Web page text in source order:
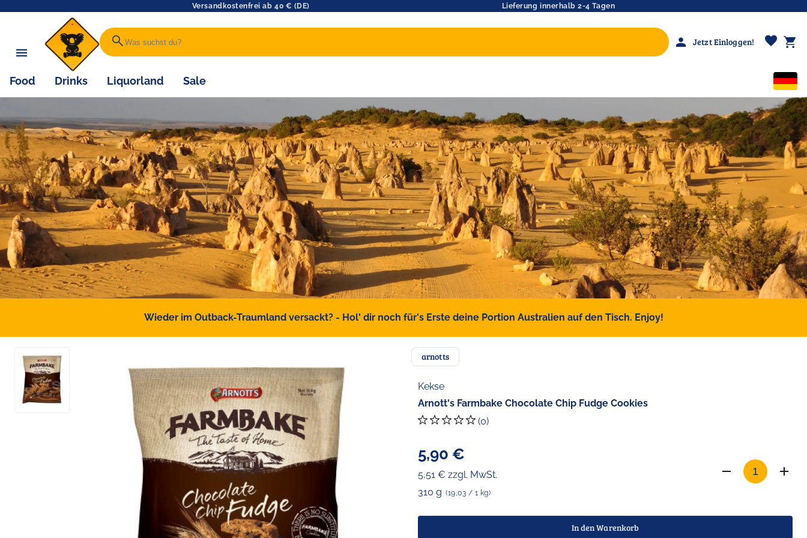
Versandkostenfrei ab 40 € (DE) Lieferung innerhalb 2-4 Tagen
search person Jetzt Einloggen! favorite shopping_cart
Food Drinks Liquorland Sale
Wieder im Outback-Traumland versackt? - Hol' dir noch für's Erste deine Portion Australien auf den Tisch. Enjoy!
arnotts
Kekse
Arnott's Farmbake Chocolate Chip Fudge Cookies
(0)
5,90 €
5,51 € zzgl. MwSt.
310 g (19,03 / 1 kg)
In den Warenkorb